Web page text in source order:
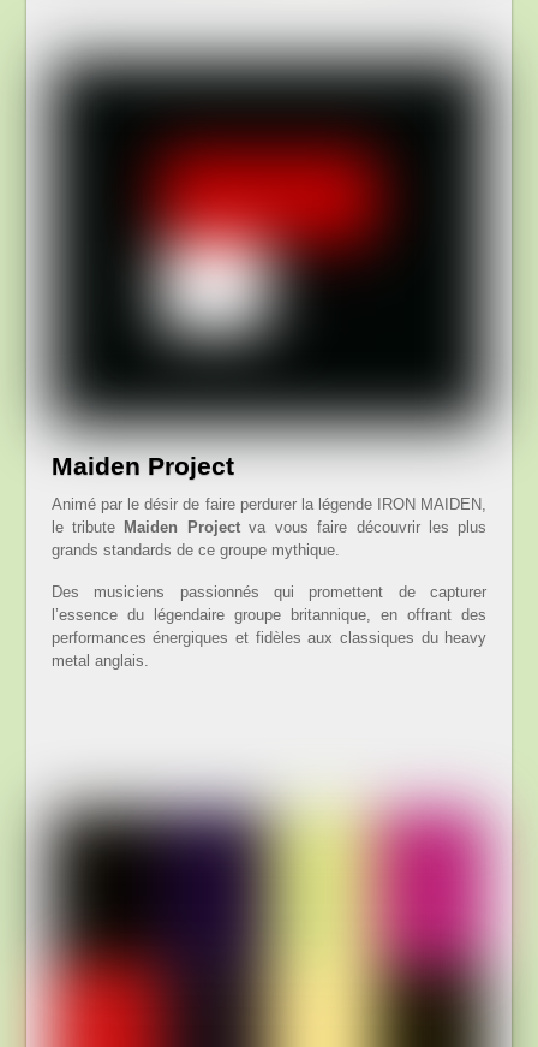
Maiden Project
Animé par le désir de faire perdurer la légende IRON MAIDEN,
le tribute Maiden Projectva vous faire découvrir les plus
grands standards de ce groupe mythique.
Des musiciens passionnés qui promettent de capturer
l’essence du légendaire groupe britannique, en offrant des
performances énergiques et fidèles aux classiques du heavy
metal anglais.